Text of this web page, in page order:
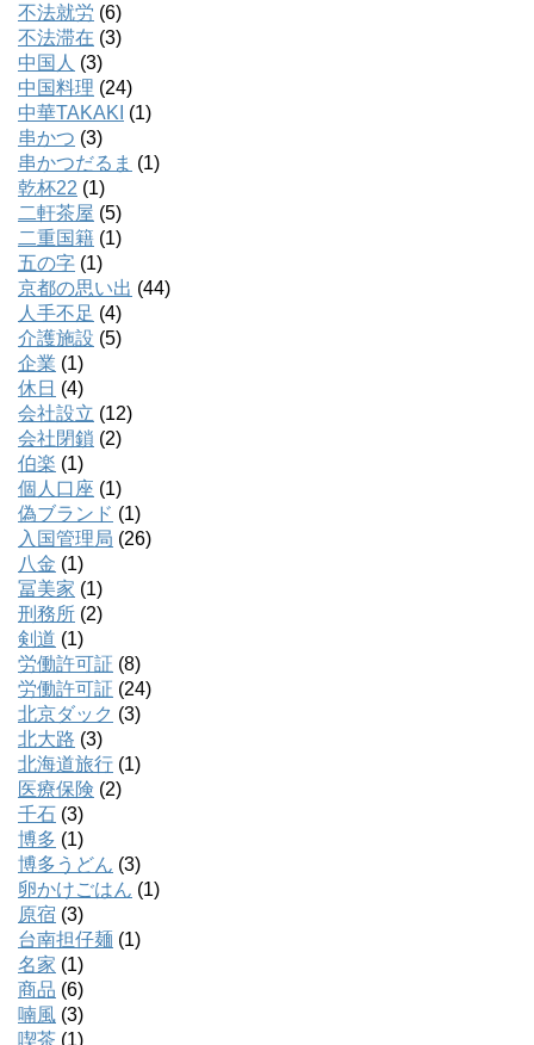
不法就労 (6)
不法滞在 (3)
中国人 (3)
中国料理 (24)
中華TAKAKI (1)
串かつ (3)
串かつだるま (1)
乾杯22 (1)
二軒茶屋 (5)
二重国籍 (1)
五の字 (1)
京都の思い出 (44)
人手不足 (4)
介護施設 (5)
企業 (1)
休日 (4)
会社設立 (12)
会社閉鎖 (2)
伯楽 (1)
個人口座 (1)
偽ブランド (1)
入国管理局 (26)
八金 (1)
冨美家 (1)
刑務所 (2)
剣道 (1)
労働許可証 (8)
労働許可証 (24)
北京ダック (3)
北大路 (3)
北海道旅行 (1)
医療保険 (2)
千石 (3)
博多 (1)
博多うどん (3)
卵かけごはん (1)
原宿 (3)
台南担仔麺 (1)
名家 (1)
商品 (6)
喃風 (3)
喫茶 (1)